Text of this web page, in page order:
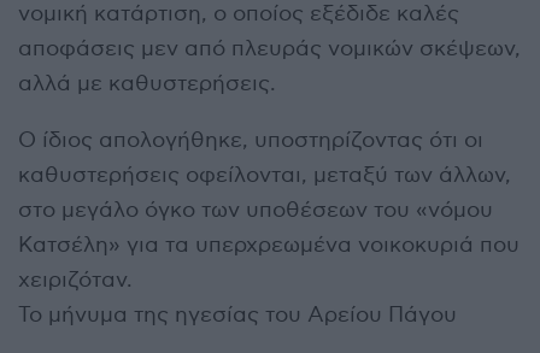
νομική κατάρτιση, ο οποίος εξέδιδε καλές
αποφάσεις μεν από πλευράς νομικών σκέψεων,
αλλά με καθυστερήσεις.
Ο ίδιος απολογήθηκε, υποστηρίζοντας ότι οι
καθυστερήσεις οφείλονται, μεταξύ των άλλων,
στο μεγάλο όγκο των υποθέσεων του «νόμου
Κατσέλη» για τα υπερχρεωμένα νοικοκυριά που
χειριζόταν.
Το μήνυμα της ηγεσίας του Αρείου Πάγου